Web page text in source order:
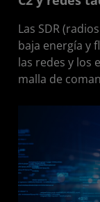
Las SDR
baja energía y
las redes y los
malla de